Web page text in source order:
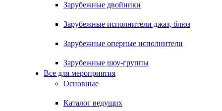
Зарубежные двойники
Зарубежные исполнители джаз, блюз
Зарубежные оперные исполнители
Зарубежные шоу-группы
Все для мероприятия
Основные
Каталог ведущих